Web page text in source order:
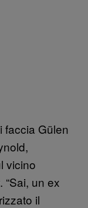
faccia Gülen
vicino
un ex
il